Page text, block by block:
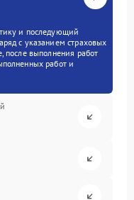
и последующий
с указанием страховых
после выполнения работ
работ и